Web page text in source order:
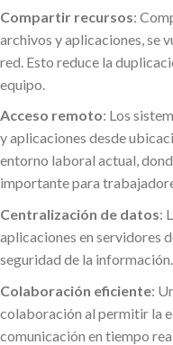
Compartir recursos:
archivos y aplicaciones, se
red. Esto reduce la
equipo.
Acceso remoto: Los
y aplicaciones desde
entorno laboral actual,
importante para
Centralización de datos:
aplicaciones en servidores
seguridad de la información.
Colaboración eficiente:
colaboración al permitir la
comunicación en tiempo